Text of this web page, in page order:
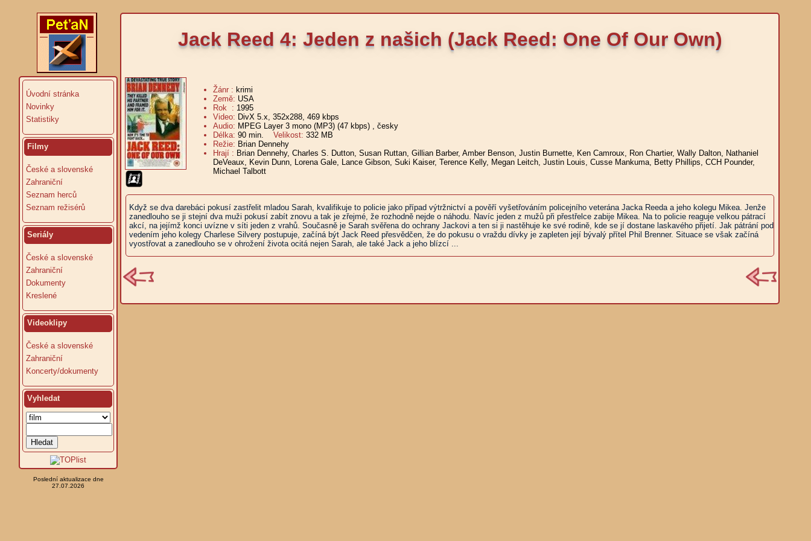
Úvodní stránka
Novinky
Statistiky
Filmy
České a slovenské
Zahraniční
Seznam herců
Seznam režisérů
Seriály
České a slovenské
Zahraniční
Dokumenty
Kreslené
Videoklipy
České a slovenské
Zahraniční
Koncerty/dokumenty
Vyhledat
Poslední aktualizace dne
27.07.2026
Jack Reed 4: Jeden z našich (Jack Reed: One Of Our Own)
Žánr : krimi
Země: USA
Rok : 1995
Video: DivX 5.x, 352x288, 469 kbps
Audio: MPEG Layer 3 mono (MP3) (47 kbps) , česky
Délka: 90 min. Velikost: 332 MB
Režie: Brian Dennehy
Hrají : Brian Dennehy, Charles S. Dutton, Susan Ruttan, Gillian Barber, Amber Benson, Justin Burnette, Ken Camroux, Ron Chartier, Wally Dalton, Nathaniel
DeVeaux, Kevin Dunn, Lorena Gale, Lance Gibson, Suki Kaiser, Terence Kelly, Megan Leitch, Justin Louis, Cusse Mankuma, Betty Phillips, CCH Pounder,
Michael Talbott
Když se dva darebáci pokusí zastřelit mladou Sarah, kvalifikuje to policie jako případ výtržnictví a pověří vyšetřováním policejního veterána Jacka Reeda a jeho kolegu Mikea. Jenže
zanedlouho se ji stejní dva muži pokusí zabít znovu a tak je zřejmé, že rozhodně nejde o náhodu. Navíc jeden z mužů při přestřelce zabije Mikea. Na to policie reaguje velkou pátrací
akcí, na jejímž konci uvízne v síti jeden z vrahů. Současně je Sarah svěřena do ochrany Jackovi a ten si ji nastěhuje ke své rodině, kde se jí dostane laskavého přijetí. Jak pátrání pod
vedením jeho kolegy Charlese Silvery postupuje, začíná být Jack Reed přesvědčen, že do pokusu o vraždu dívky je zapleten její bývalý přítel Phil Brenner. Situace se však začíná
vyostřovat a zanedlouho se v ohrožení života ocitá nejen Sarah, ale také Jack a jeho blízcí ...